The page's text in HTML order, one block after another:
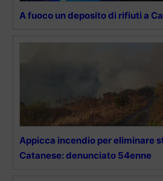
A fuoco un deposito di rifiuti a
Appicca incendio per eliminare
Catanese: denunciato 54enne